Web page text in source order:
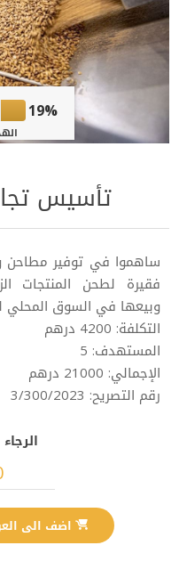
19%
تأسيس
ساهموا في توفير مطاحن
فقيرة لطحن المنتجات
وبيعها في السوق المحلي
التكلفة: 4200 درهم
المستهدف: 5
الإجمالي: 21000 درهم
رقم التصريح: 3/300/2023